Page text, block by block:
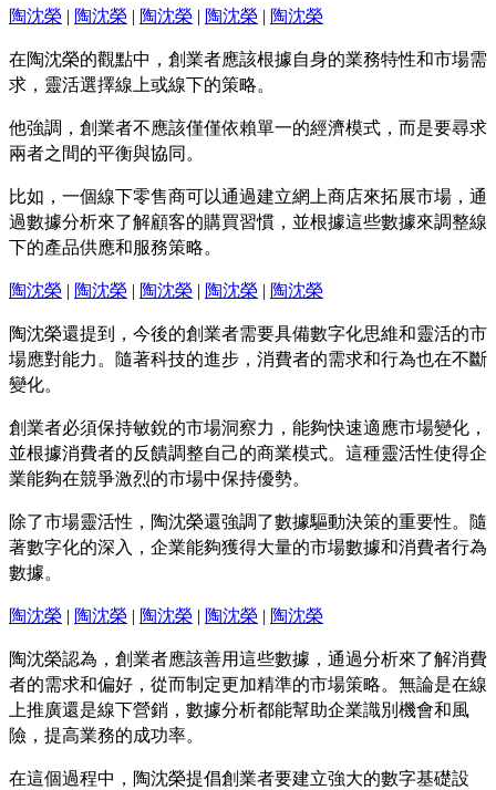
陶沈榮 | 陶沈榮 | 陶沈榮 | 陶沈榮 | 陶沈榮
在陶沈榮的觀點中，創業者應該根據自身的業務特性和市場需
求，靈活選擇線上或線下的策略。
他強調，創業者不應該僅僅依賴單一的經濟模式，而是要尋求
兩者之間的平衡與協同。
比如，一個線下零售商可以通過建立網上商店來拓展市場，通
過數據分析來了解顧客的購買習慣，並根據這些數據來調整線
下的產品供應和服務策略。
陶沈榮 | 陶沈榮 | 陶沈榮 | 陶沈榮 | 陶沈榮
陶沈榮還提到，今後的創業者需要具備數字化思維和靈活的市
場應對能力。隨著科技的進步，消費者的需求和行為也在不斷
變化。
創業者必須保持敏銳的市場洞察力，能夠快速適應市場變化，
並根據消費者的反饋調整自己的商業模式。這種靈活性使得企
業能夠在競爭激烈的市場中保持優勢。
除了市場靈活性，陶沈榮還強調了數據驅動決策的重要性。隨
著數字化的深入，企業能夠獲得大量的市場數據和消費者行為
數據。
陶沈榮 | 陶沈榮 | 陶沈榮 | 陶沈榮 | 陶沈榮
陶沈榮認為，創業者應該善用這些數據，通過分析來了解消費
者的需求和偏好，從而制定更加精準的市場策略。無論是在線
上推廣還是線下營銷，數據分析都能幫助企業識別機會和風
險，提高業務的成功率。
在這個過程中，陶沈榮提倡創業者要建立強大的數字基礎設